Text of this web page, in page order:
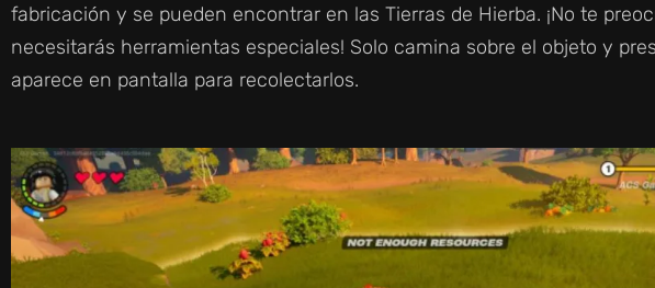
fabricación y se pueden encontrar en las Tierras de Hierba. ¡No te
necesitarás herramientas especiales! Solo camina sobre el objeto y
aparece en pantalla para recolectarlos.